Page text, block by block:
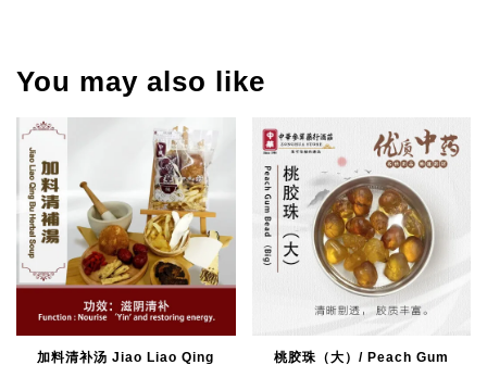
You may also like
加料清补汤 Jiao Liao Qing
桃胶珠（大）/ Peach Gum